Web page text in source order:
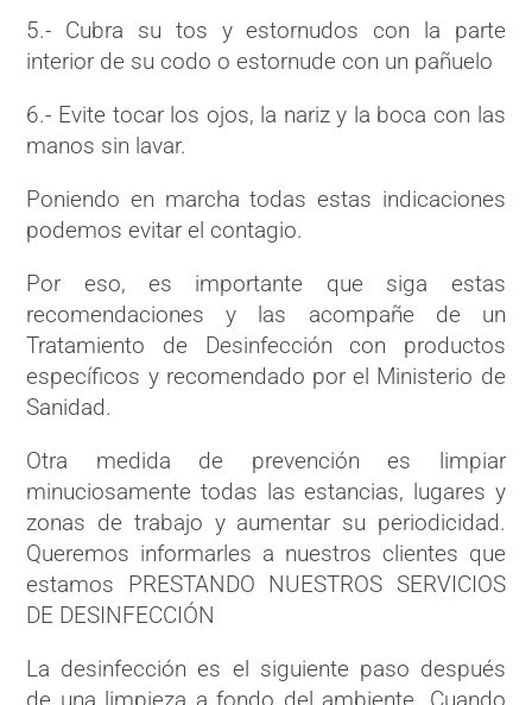
5.- Cubra su tos y estornudos con la parte
interior de su codo o estornude con un pañuelo
6.- Evite tocar los ojos, la nariz y la boca con las
manos sin lavar.
Poniendo en marcha todas estas indicaciones
podemos evitar el contagio.
Por eso, es importante que siga estas
recomendaciones y las acompañe de un
Tratamiento de Desinfección con productos
específicos y recomendado por el Ministerio de
Sanidad.
Otra medida de prevención es limpiar
minuciosamente todas las estancias, lugares y
zonas de trabajo y aumentar su periodicidad.
Queremos informarles a nuestros clientes que
estamos PRESTANDO NUESTROS SERVICIOS
DE DESINFECCIÓN
La desinfección es el siguiente paso después